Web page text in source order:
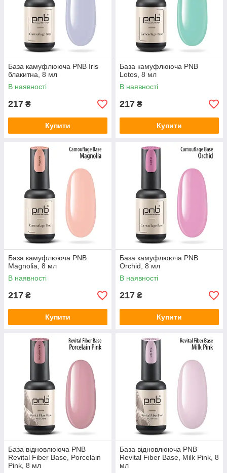
База камуфлююча PNB Iris
блакитна, 8 мл
В наявності
217 ₴
Купити
База камуфлююча PNB
Lotos, 8 мл
В наявності
217 ₴
Купити
База камуфлююча PNB
Magnolia, 8 мл
В наявності
217 ₴
Купити
База камуфлююча PNB
Orchid, 8 мл
В наявності
217 ₴
Купити
База відновлююча PNB
Revital Fiber Base, Porcelain
Pink, 8 мл
База відновлююча PNB
Revital Fiber Base, Milk Pink, 8
мл